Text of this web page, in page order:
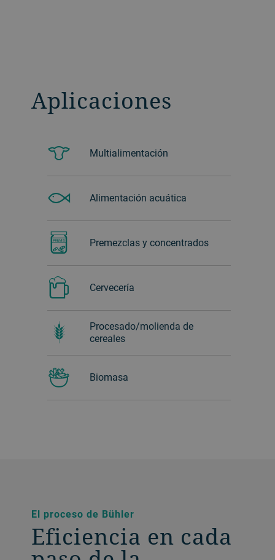
Aplicaciones
Multialimentación
Alimentación acuática
Premezclas y concentrados
​Cervecería
Procesado/molienda de
cereales
Biomasa
El proceso de Bühler
Eficiencia en cada